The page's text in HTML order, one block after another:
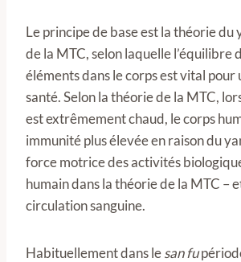
Le principe de base est la théorie du
de la MTC, selon laquelle l’équilibre
éléments dans le corps est vital pour
santé. Selon la théorie de la MTC,
est extrêmement chaud, le corps
immunité plus élevée en raison du
force motrice des activités
humain dans la théorie de la MTC –
circulation sanguine.
Habituellement dans lesan fu